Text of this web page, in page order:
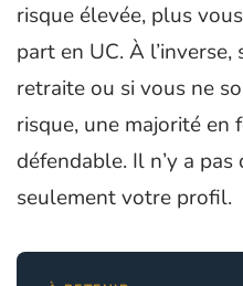
risque élevée, plus
part en UC. À
retraite ou si vous ne
risque, une majorité
défendable. Il n’y a
seulement votre profil.